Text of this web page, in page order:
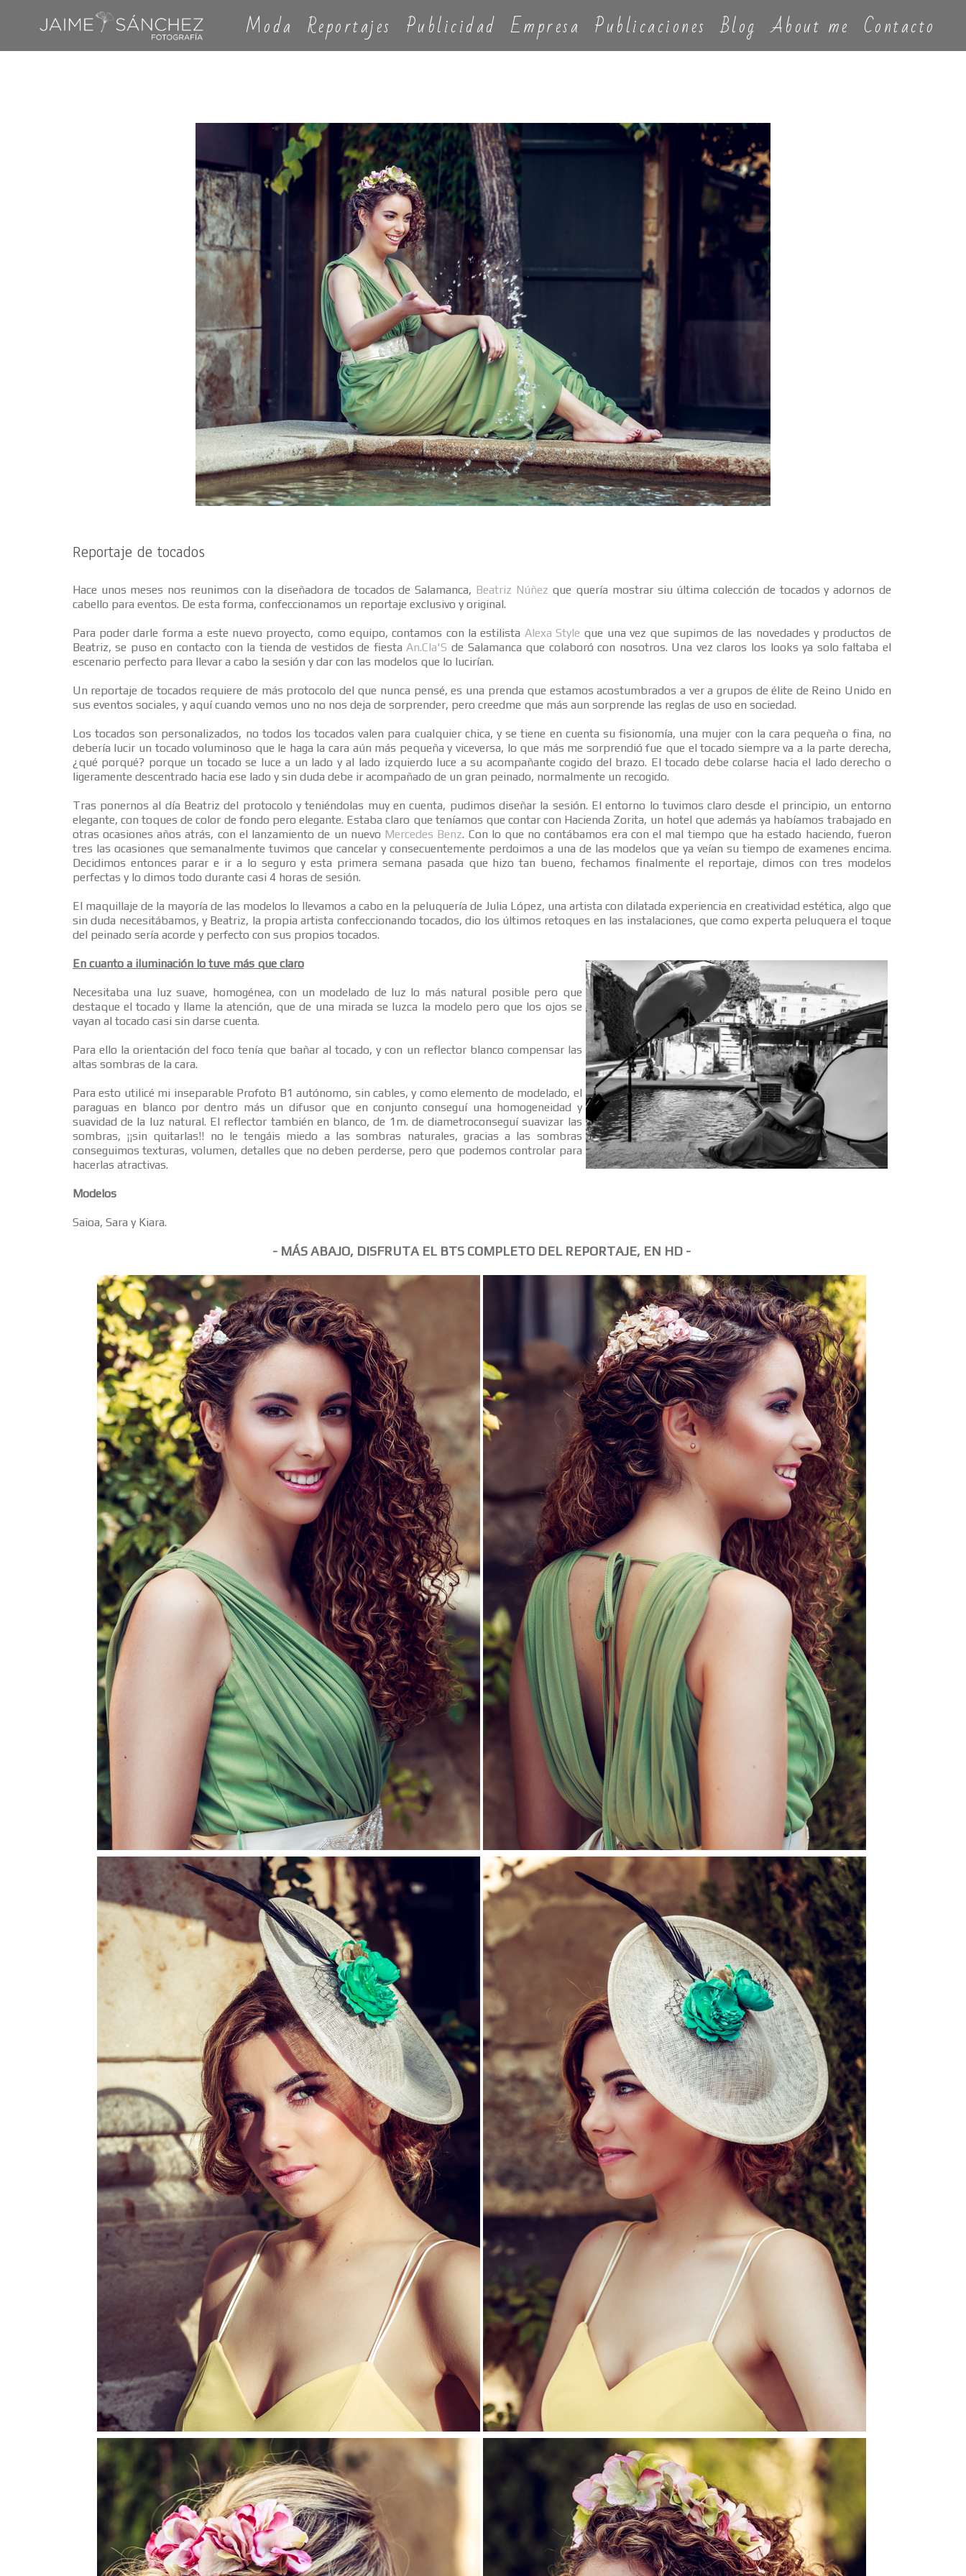
Moda Reportajes Publicidad Empresa Publicaciones Blog About me Contacto
Reportaje de tocados
Hace unos meses nos reunimos con la diseñadora de tocados de Salamanca, Beatriz Núñez que quería mostrar siu última colección de tocados y adornos de
cabello para eventos. De esta forma, confeccionamos un reportaje exclusivo y original.
Para poder darle forma a este nuevo proyecto, como equipo, contamos con la estilista Alexa Style que una vez que supimos de las novedades y productos de
Beatriz, se puso en contacto con la tienda de vestidos de fiestaAn.Cla'S de Salamanca que colaboró con nosotros. Una vez claros los looks ya solo faltaba el
escenario perfecto para llevar a cabo la sesión y dar con las modelos que lo lucirían.
Un reportaje de tocados requiere de más protocolo del que nunca pensé, es una prenda que estamos acostumbrados a ver a grupos de élite de Reino Unido en
sus eventos sociales, y aquí cuando vemos uno no nos deja de sorprender, pero creedme que más aun sorprende las reglas de uso en sociedad.
Los tocados son personalizados, no todos los tocados valen para cualquier chica, y se tiene en cuenta su fisionomía, una mujer con la cara pequeña o fina, no
debería lucir un tocado voluminoso que le haga la cara aún más pequeña y viceversa, lo que más me sorprendió fue que el tocado siempre va a la parte derecha,
¿qué porqué? porque un tocado se luce a un lado y al lado izquierdo luce a su acompañante cogido del brazo. El tocado debe colarse hacia el lado derecho o
ligeramente descentrado hacia ese lado y sin duda debe ir acompañado de un gran peinado, normalmente un recogido.
Tras ponernos al día Beatriz del protocolo y teniéndolas muy en cuenta, pudimos diseñar la sesión. El entorno lo tuvimos claro desde el principio, un entorno
elegante, con toques de color de fondo pero elegante. Estaba claro que teníamos que contar con Hacienda Zorita, un hotel que además ya habíamos trabajado en
otras ocasiones años atrás, con el lanzamiento de un nuevo Mercedes Benz. Con lo que no contábamos era con el mal tiempo que ha estado haciendo, fueron
tres las ocasiones que semanalmente tuvimos que cancelar y consecuentemente perdoimos a una de las modelos que ya veían su tiempo de examenes encima.
Decidimos entonces parar e ir a lo seguro y esta primera semana pasada que hizo tan bueno, fechamos finalmente el reportaje, dimos con tres modelos
perfectas y lo dimos todo durante casi 4 horas de sesión.
El maquillaje de la mayoría de las modelos lo llevamos a cabo en la peluquería de Julia López, una artista con dilatada experiencia en creatividad estética, algo que
sin duda necesitábamos, y Beatriz, la propia artista confeccionando tocados, dio los últimos retoques en las instalaciones, que como experta peluquera el toque
del peinado sería acorde y perfecto con sus propios tocados.
En cuanto a iluminación lo tuve más que claro
Necesitaba una luz suave, homogénea, con un modelado de luz lo más natural posible pero que
destaque el tocado y llame la atención, que de una mirada se luzca la modelo pero que los ojos se
vayan al tocado casi sin darse cuenta.
Para ello la orientación del foco tenía que bañar al tocado, y con un reflector blanco compensar las
altas sombras de la cara.
Para esto utilicé mi inseparable Profoto B1 autónomo, sin cables, y como elemento de modelado, el
paraguas en blanco por dentro más un difusor que en conjunto conseguí una homogeneidad y
suavidad de la luz natural. El reflector también en blanco, de 1m. de diametroconseguí suavizar las
sombras, ¡¡sin quitarlas!! no le tengáis miedo a las sombras naturales, gracias a las sombras
conseguimos texturas, volumen, detalles que no deben perderse, pero que podemos controlar para
hacerlas atractivas.
Modelos
Saioa, Sara y Kiara.
- MÁS ABAJO, DISFRUTA EL BTS COMPLETO DEL REPORTAJE, EN HD -